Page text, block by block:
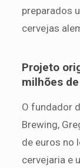
preparados
cervejas
Projeto
milhões
O fundador
Brewing,
de euros no
cervejaria e